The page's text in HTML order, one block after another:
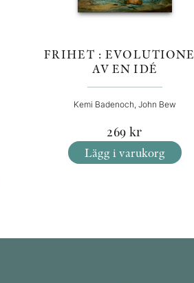
FRIHET :
AV EN IDÉ
Kemi Badenoch, John Bew
269 kr
Lägg i varukorg